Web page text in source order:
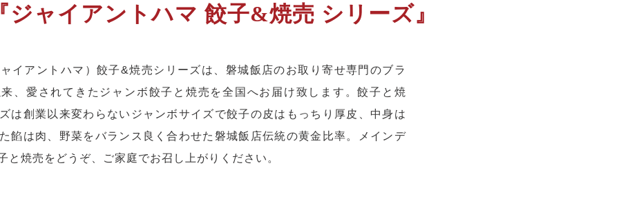
2つのネットショップからご購入いただけます
ジャイアントハマ 餃子&焼売 シリーズ』
イアントハマ）餃子&焼売シリーズは、磐城飯店のお取り寄せ専門のブラ
、愛されてきたジャンボ餃子と焼売を全国へお届け致します。餃子と焼
は創業以来変わらないジャンボサイズで餃子の皮はもっちり厚皮、中身は
餡は肉、野菜をバランス良く合わせた磐城飯店伝統の黄金比率。メインデ
と焼売をどうぞ、ご家庭でお召し上がりください。